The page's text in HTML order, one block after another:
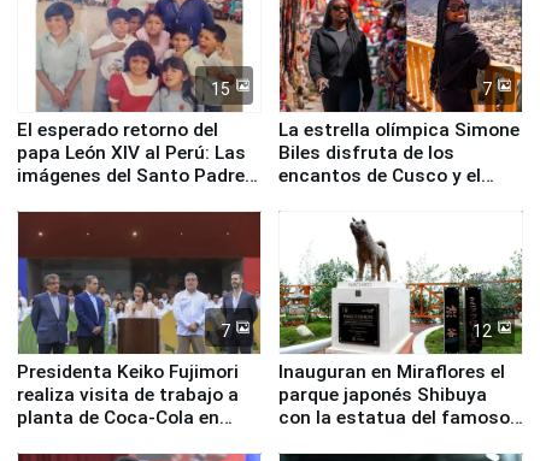
15
El esperado retorno del
papa León XIV al Perú: Las
imágenes del Santo Padre
7
La estrella olímpica Simone
Biles disfruta de los
encantos de Cusco y el
7
Presidenta Keiko Fujimori
realiza visita de trabajo a
planta de Coca-Cola en
12
Inauguran en Miraflores el
parque japonés Shibuya
con la estatua del famoso